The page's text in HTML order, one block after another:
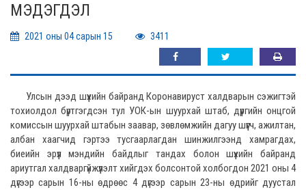
МЭДЭГДЭЛ
2021 оны 04 сарын 15 3411
Улсын дээд шүүхийн байранд Коронавируст халдварын сэжигтэй
тохиолдол бүртгэгдсэн тул УОК-ын шуурхай штаб, дүүргийн онцгой
комиссын шуурхай штабын заавар, зөвлөмжийн дагуу шүүгч, ажилтан,
албан хаагчид гэртээ тусгаарлагдан шинжилгээнд хамрагдах,
биеийн эрүүл мэндийн байдлыг тандах болон шүүхийн байранд
ариутгал халдваргүйжүүлэлт хийгдэх болсонтой холбогдон 2021 оны 4
дүгээр сарын 16-ны өдрөөс 4 дүгээр сарын 23-ны өдрийг дуустал